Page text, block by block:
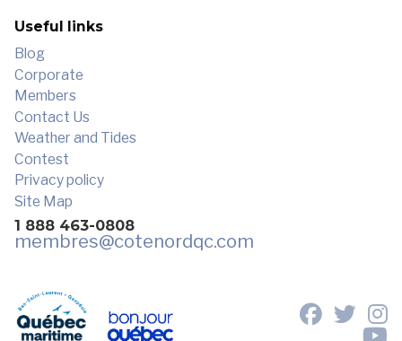
Useful links
Blog
Corporate
Members
Contact Us
Weather and Tides
Contest
Privacy policy
Site Map
1 888 463-0808
membres@cotenordqc.com